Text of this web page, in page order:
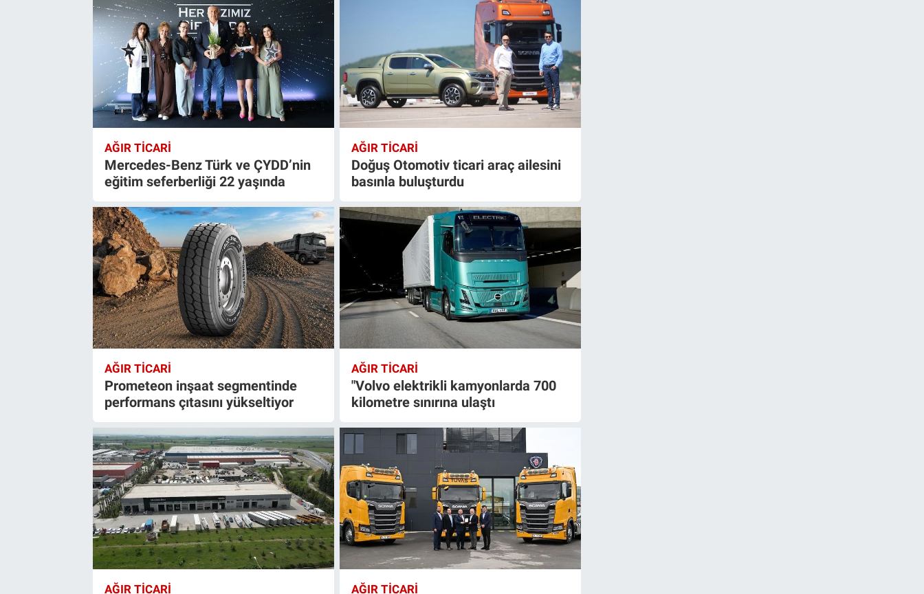
AĞIR TİCARİ
Mercedes-Benz Türk ve ÇYDD’nin
eğitim seferberliği 22 yaşında
AĞIR TİCARİ
Doğuş Otomotiv ticari araç ailesini
basınla buluşturdu
AĞIR TİCARİ
Prometeon inşaat segmentinde
performans çıtasını yükseltiyor
AĞIR TİCARİ
"Volvo elektrikli kamyonlarda 700
kilometre sınırına ulaştı
AĞIR TİCARİ AĞIR TİCARİ